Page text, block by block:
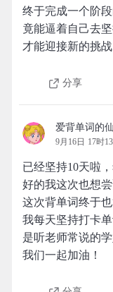
终于完成一个阶
竟能逼着自己去
才能迎接新的挑战
分享
爱背单词的
9月16日 17时
已经坚持10天啦
好的我这次也想
这次背单词终于
我每天坚持打卡
是听老师常说的
我们一起加油！